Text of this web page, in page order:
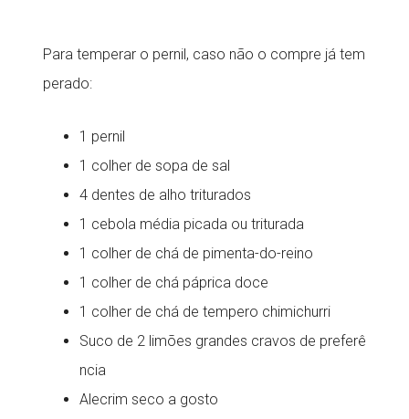
Para temperar o pernil, caso não o compre já tem
perado:
1 pernil
1 colher de sopa de sal
4 dentes de alho triturados
1 cebola média picada ou triturada
1 colher de chá de pimenta-do-reino
1 colher de chá páprica doce
1 colher de chá de tempero chimichurri
Suco de 2 limões grandes cravos de preferê
ncia
Alecrim seco a gosto